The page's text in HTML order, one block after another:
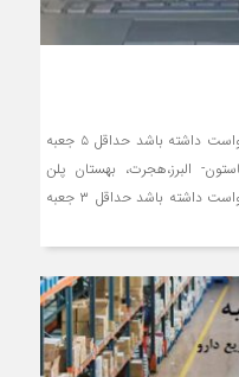
توجئو- آدوراطب به هر داروخانه ای که درخواست داشته باشد حداقل ۵ جعبه
البرز،هجرت، بهستان پلن
معاونت ندارد و به هر داروخانه ای که درخواست داشته باشد حداقل ۳ جعبه